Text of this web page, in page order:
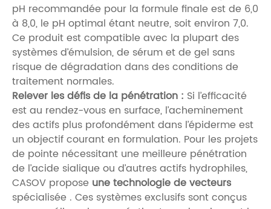
pH recommandée pour la formule finale est de 6,0
à 8,0, le pH optimal étant neutre, soit environ 7,0.
Ce produit est compatible avec la plupart des
systèmes d’émulsion, de sérum et de gel sans
risque de dégradation dans des conditions de
traitement normales.
Relever les défis de la pénétration : Si l’efficacité
est au rendez-vous en surface, l’acheminement
des actifs plus profondément dans l’épiderme est
un objectif courant en formulation. Pour les projets
de pointe nécessitant une meilleure pénétration
de l’acide sialique ou d’autres actifs hydrophiles,
CASOV propose une technologie de vecteurs
spécialisée . Ces systèmes exclusifs sont conçus